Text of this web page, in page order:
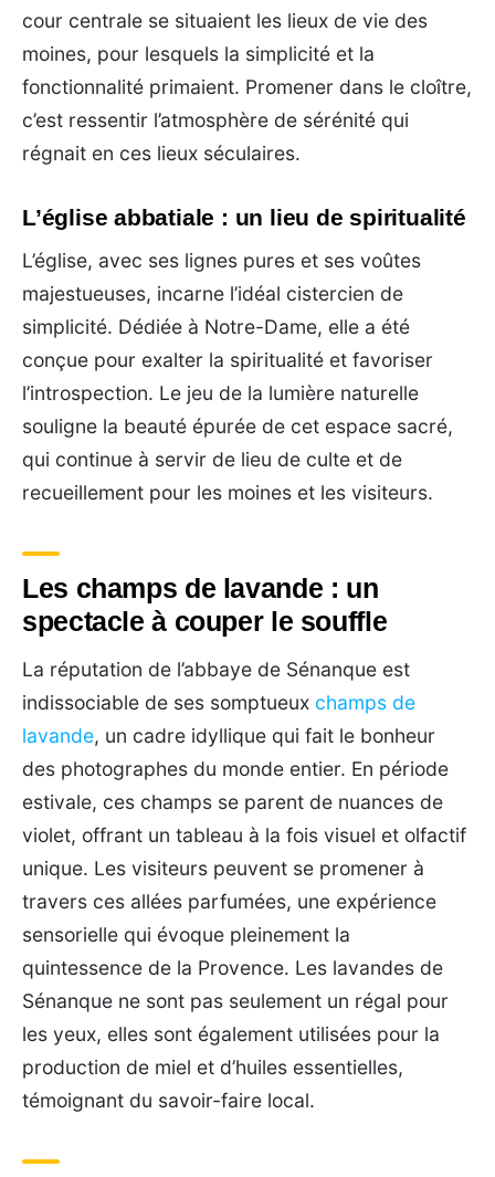
cour centrale se situaient les lieux de vie des
moines, pour lesquels la simplicité et la
fonctionnalité primaient. Promener dans le cloître,
c’est ressentir l’atmosphère de sérénité qui
régnait en ces lieux séculaires.
L’église abbatiale : un lieu de spiritualité
L’église, avec ses lignes pures et ses voûtes
majestueuses, incarne l’idéal cistercien de
simplicité. Dédiée à Notre-Dame, elle a été
conçue pour exalter la spiritualité et favoriser
l’introspection. Le jeu de la lumière naturelle
souligne la beauté épurée de cet espace sacré,
qui continue à servir de lieu de culte et de
recueillement pour les moines et les visiteurs.
Les champs de lavande : un
spectacle à couper le souffle
La réputation de l’abbaye de Sénanque est
indissociable de ses somptueux champs de
lavande, un cadre idyllique qui fait le bonheur
des photographes du monde entier. En période
estivale, ces champs se parent de nuances de
violet, offrant un tableau à la fois visuel et olfactif
unique. Les visiteurs peuvent se promener à
travers ces allées parfumées, une expérience
sensorielle qui évoque pleinement la
quintessence de la Provence. Les lavandes de
Sénanque ne sont pas seulement un régal pour
les yeux, elles sont également utilisées pour la
production de miel et d’huiles essentielles,
témoignant du savoir-faire local.